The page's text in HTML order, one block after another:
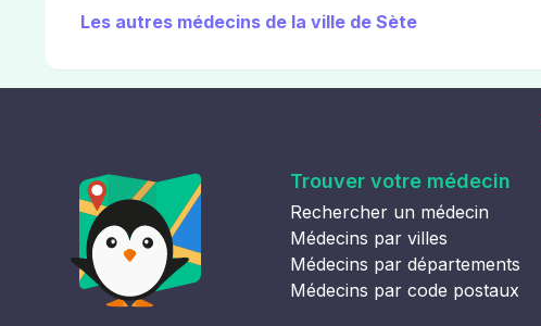
Les autres médecins de la ville de Sète
Trouver votre médecin
Rechercher un médecin
Médecins par villes
Médecins par départements
Médecins par code postaux